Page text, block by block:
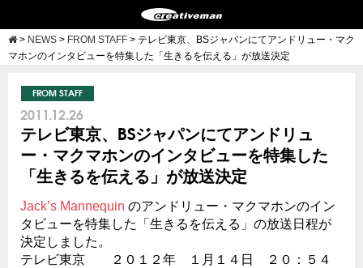
> NEWS > FROM STAFF > テレビ東京、BSジャパンにてアンドリュー・マク
マホンのインタビューを特集した「生きるを伝える」が放送決定
FROM STAFF
2011.12.26
テレビ東京、BSジャパンにてアンドリュ
ー・マクマホンのインタビューを特集した
「生きるを伝える」が放送決定
Jack’s Mannequin のアンドリュー・マクマホンのイン
タビューを特集した「生きるを伝える」の放送日程が
決定しました。
テレビ東京 ２０１２年 １月１４日 ２０：５４